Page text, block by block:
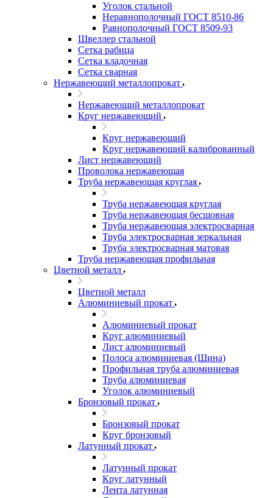
Уголок стальной
Неравнополочный ГОСТ 8510-86
Равнополочный ГОСТ 8509-93
Швеллер стальной
Сетка рабица
Сетка кладочная
Сетка сварная
Нержавеющий металлопрокат
Нержавеющий металлопрокат
Круг нержавеющий
Круг нержавеющий
Круг нержавеющий калиброванный
Лист нержавеющий
Проволока нержавеющая
Труба нержавеющая круглая
Труба нержавеющая круглая
Труба нержавеющая бесшовная
Труба нержавеющая электросварная
Труба электросварная зеркальная
Труба электросварная матовая
Труба нержавеющая профильная
Цветной металл
Цветной металл
Алюминиевый прокат
Алюминиевый прокат
Круг алюминиевый
Лист алюминиевый
Полоса алюминиевая (Шина)
Профильная труба алюминиевая
Труба алюминиевая
Уголок алюминиевый
Бронзовый прокат
Бронзовый прокат
Круг бронзовый
Латунный прокат
Латунный прокат
Круг латунный
Лента латунная